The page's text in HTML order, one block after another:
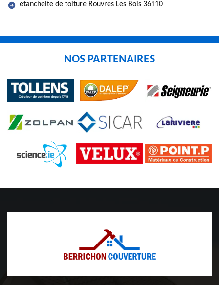
etancheite de toiture Rouvres Les Bois 36110
NOS PARTENAIRES